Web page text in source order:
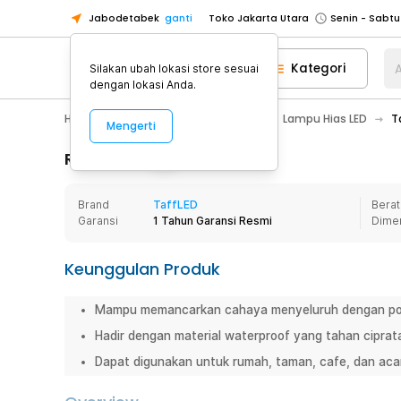
Jabodetabek ganti Toko Jakarta Utara
Toko Tangerang
Toko Cikupa
Pick n Go Jakarta Barat
Senin -
Pick n Go Bekasi
Senin - Jumat
Senin - Jumat
Senin -
Senin -
Toko Tangerang
Pick n Go Jakarta Barat
Senin -
Pick n Go Bekasi
Senin - Jumat
Pick n Go Depok
Senin - Jumat
Kategori
Home Appliance Lampu Hias LED
Rincian Produk
Brand
TaffLED
Garansi
1 Tahun Garansi Resmi
Keunggulan Produk
Mampu memancarkan cahaya menyeluruh dengan
Hadir dengan material waterproof yang tahan
Dapat digunakan untuk rumah, taman, cafe, dan
Silakan ubah lokasi store sesuai
dengan lokasi Anda.
Mengerti